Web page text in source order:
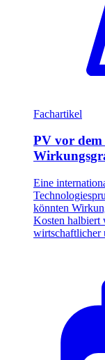
Fachartikel
PV vor
Eine
könnten
Kosten halbiert
wirtschaftlicher